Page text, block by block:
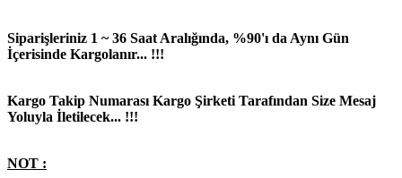
Siparişleriniz 1 ~ 36 Saat Aralığında, %90'ı da Aynı Gün
İçerisinde Kargolanır... !!!
Kargo Takip Numarası Kargo Şirketi Tarafından Size Mesaj
Yoluyla İletilecek... !!!
NOT :